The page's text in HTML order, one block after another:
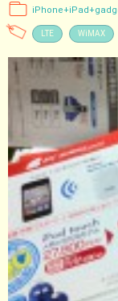
LTE WiMAX